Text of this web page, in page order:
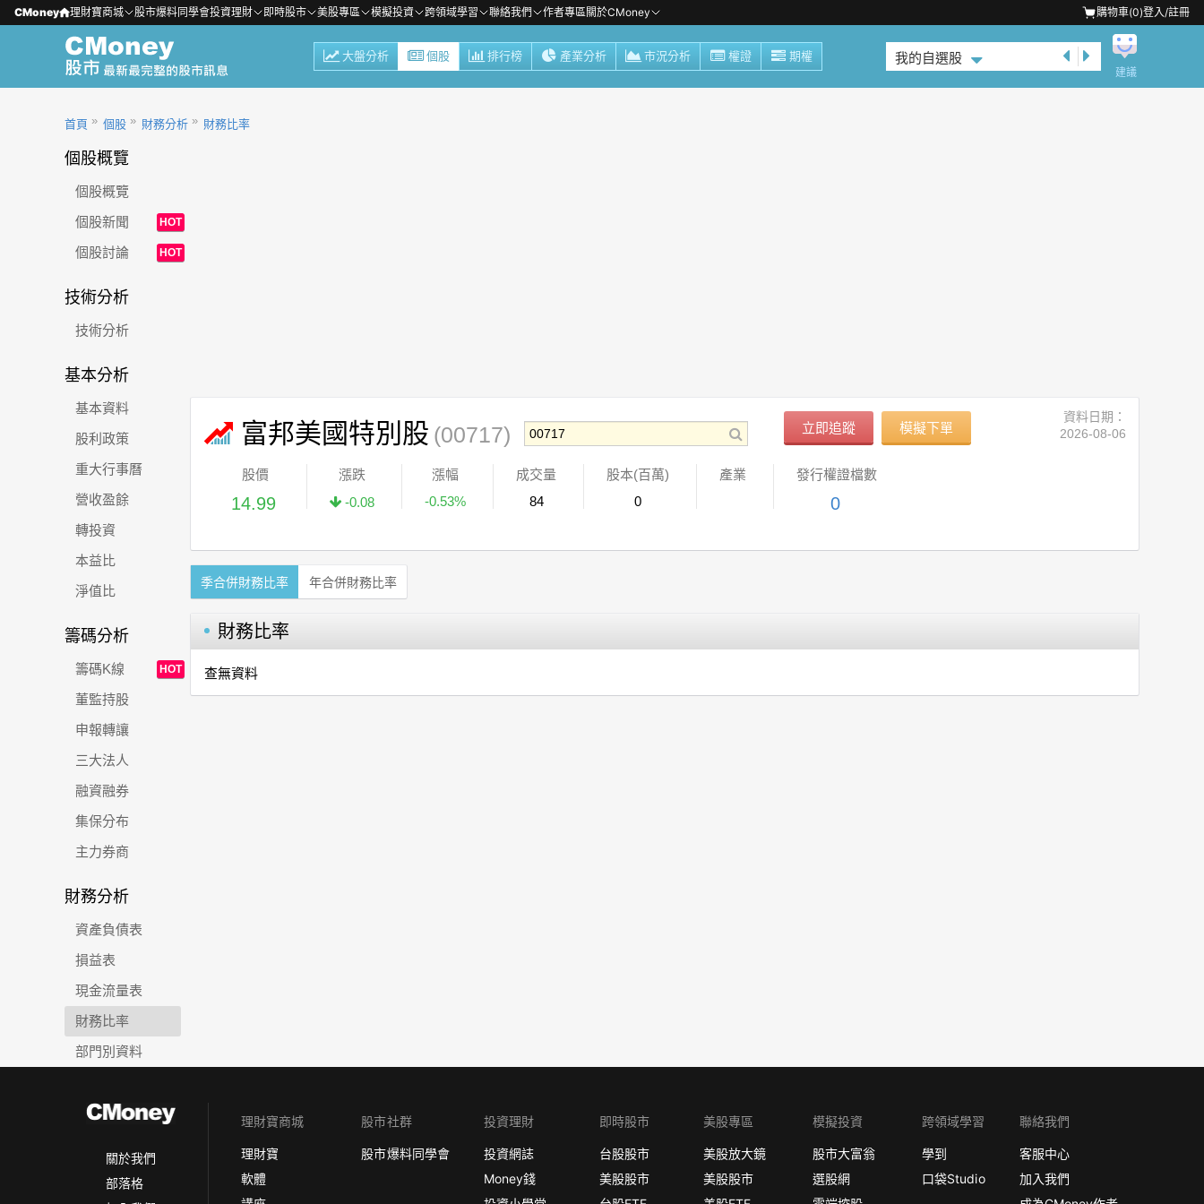
CMoney 理財寶商城 股市爆料同學會投資理財 即時股市 美股專區 模擬投資 跨領域學習 聯絡我們 作者專區關於CMoney 購物車(0)登入/註冊
大盤分析 個股 排行榜 產業分析 市況分析 權證 期權 我的自選股
建議
首頁 個股 財務分析 財務比率
個股概覽
個股概覽
個股新聞
HOT
個股討論 HOT
技術分析
技術分析
基本分析
基本資料
股利政策
重大行事曆
營收盈餘
轉投資
本益比
淨值比
籌碼分析
籌碼K線 HOT
董監持股
申報轉讓
三大法人
融資融券
集保分布
主力券商
財務分析
資產負債表
損益表
現金流量表
財務比率
部門別資料
富邦美國特別股 (00717) 立即追蹤 模擬下單
資料日期：
2026-08-06
股價
14.99
漲跌
-0.08
漲幅
-0.53%
成交量
84
股本(百萬)
0
產業 發行權證檔數
0
季合併財務比率 年合併財務比率
財務比率
查無資料
關於我們
部落格
理財寶商城
理財寶
軟體
股市社群
股市爆料同學會
投資理財
投資網誌
Money錢
即時股市
台股股市
美股股市
美股專區
美股放大鏡
美股股市
模擬投資
股市大富翁
選股網
跨領域學習
學到
口袋Studio
聯絡我們
客服中心
加入我們